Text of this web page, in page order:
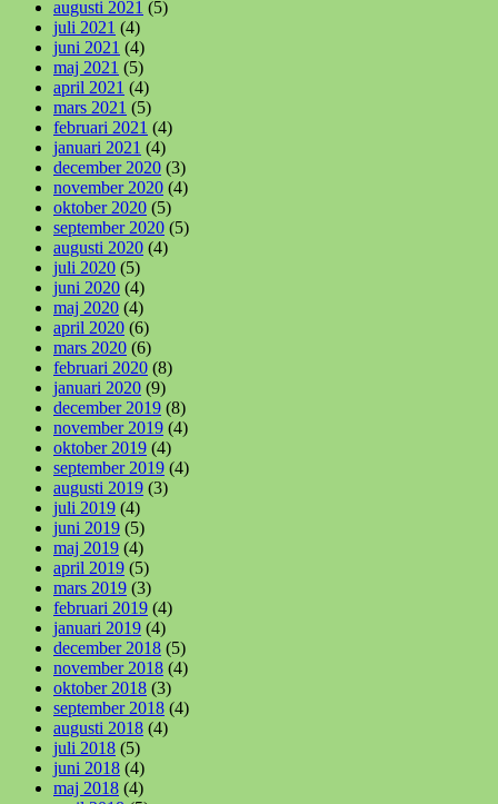
augusti 2021 (5)
juli 2021 (4)
juni 2021 (4)
maj 2021 (5)
april 2021 (4)
mars 2021 (5)
februari 2021 (4)
januari 2021 (4)
december 2020 (3)
november 2020 (4)
oktober 2020 (5)
september 2020 (5)
augusti 2020 (4)
juli 2020 (5)
juni 2020 (4)
maj 2020 (4)
april 2020 (6)
mars 2020 (6)
februari 2020 (8)
januari 2020 (9)
december 2019 (8)
november 2019 (4)
oktober 2019 (4)
september 2019 (4)
augusti 2019 (3)
juli 2019 (4)
juni 2019 (5)
maj 2019 (4)
april 2019 (5)
mars 2019 (3)
februari 2019 (4)
januari 2019 (4)
december 2018 (5)
november 2018 (4)
oktober 2018 (3)
september 2018 (4)
augusti 2018 (4)
juli 2018 (5)
juni 2018 (4)
maj 2018 (4)